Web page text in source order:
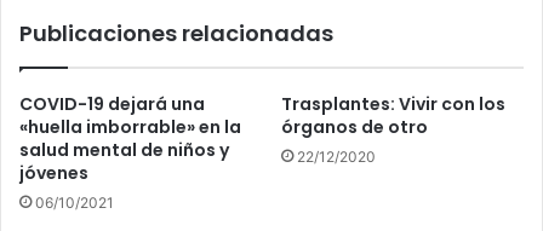
Publicaciones relacionadas
COVID-19 dejará una
«huella imborrable» en la
salud mental de niños y
jóvenes
06/10/2021
Trasplantes: Vivir con los
órganos de otro
22/12/2020